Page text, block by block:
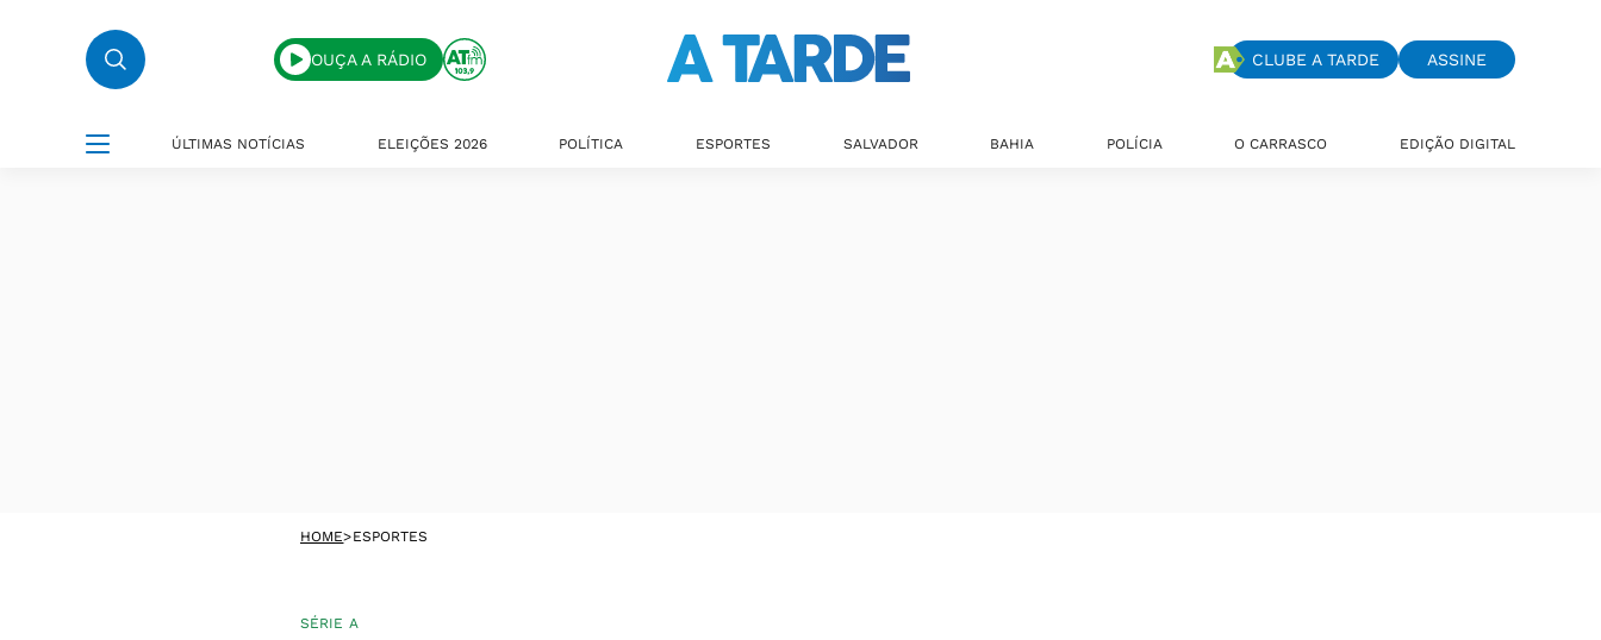
OUÇA A RÁDIO CLUBE A TARDE ASSINE
ÚLTIMAS NOTÍCIAS ELEIÇÕES 2026 POLÍTICA ESPORTES SALVADOR BAHIA POLÍCIA O CARRASCO EDIÇÃO DIGITAL
HOME>ESPORTES
SÉRIE A